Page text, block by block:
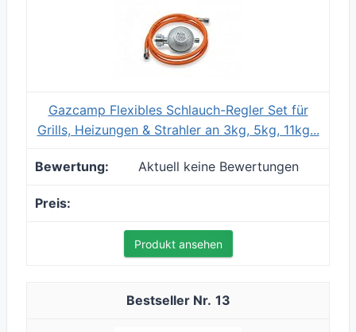
Gazcamp Flexibles Schlauch-Regler Set für
Grills, Heizungen & Strahler an 3kg, 5kg, 11kg...
Aktuell keine Bewertungen
Produkt ansehen
13